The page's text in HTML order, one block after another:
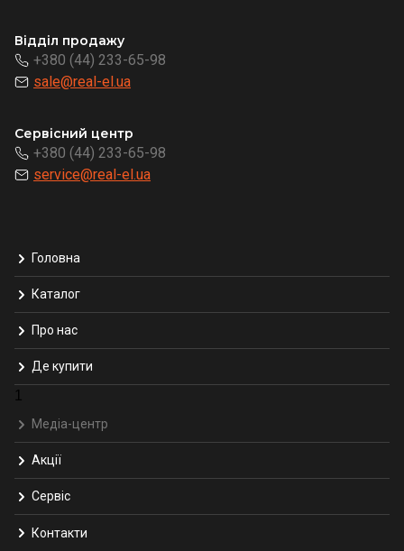
Відділ продажу
+380 (44) 233-65-98
sale@real-el.ua
Сервісний центр
+380 (44) 233-65-98
service@real-el.ua
Головна
Каталог
Про нас
Де купити
1
Медіа-центр
Акції
Сервіс
Контакти